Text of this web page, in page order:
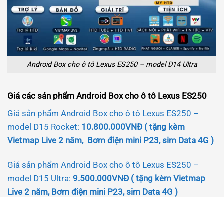
Android Box cho ô tô Lexus ES250 – model D14 Ultra
Giá các sản phẩm Android Box cho ô tô Lexus ES250
Giá sản phẩm Android Box cho ô tô Lexus ES250 –
model D15 Rocket: 10.800.000VNĐ ( tặng kèm
Vietmap Live 2 năm, Bơm điện mini P23, sim Data 4G )
Giá sản phẩm Android Box cho ô tô Lexus ES250 –
model D15 Ultra: 9.500.000VNĐ ( tặng kèm Vietmap
Live 2 năm, Bơm điện mini P23, sim Data 4G )